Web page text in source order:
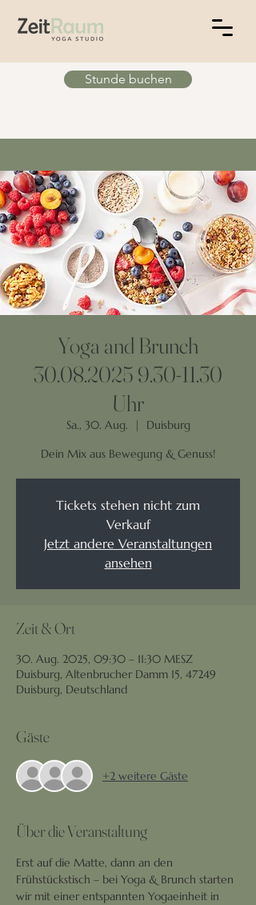
Stunde buchen
Yoga and Brunch
30.08.2025 9.30-11.30
Uhr
Sa., 30. Aug.
  |
Duisburg
Dein Mix aus Bewegung & Genuss!
Tickets stehen nicht zum
Verkauf
Jetzt andere Veranstaltungen
ansehen
Zeit & Ort
30. Aug. 2025, 09:30 – 11:30 MESZ
Duisburg, Altenbrucher Damm 15, 47249
Duisburg, Deutschland
Gäste
+2 weitere Gäste
Über die Veranstaltung
Erst auf die Matte, dann an den
Frühstückstisch – bei Yoga & Brunch starten
wir mit einer entspannten Yogaeinheit in